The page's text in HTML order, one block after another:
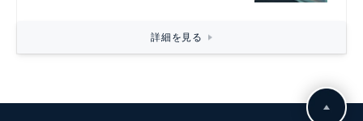
詳細を見る